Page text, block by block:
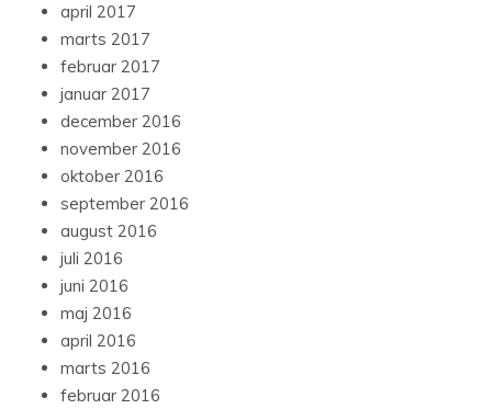
april 2017
marts 2017
februar 2017
januar 2017
december 2016
november 2016
oktober 2016
september 2016
august 2016
juli 2016
juni 2016
maj 2016
april 2016
marts 2016
februar 2016